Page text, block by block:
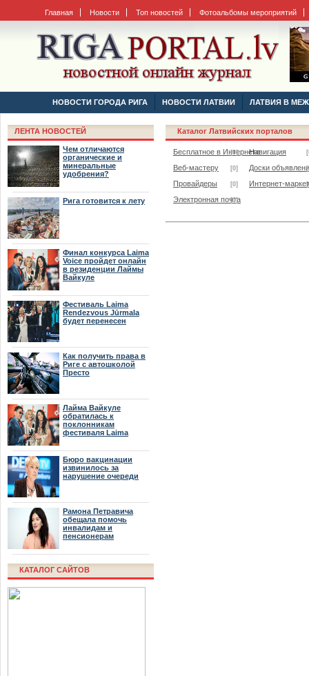
Главная Новости Топ новостей Фотоальбомы мероприятий
НОВОСТИ ГОРОДА РИГА НОВОСТИ ЛАТВИИ ЛАТВИЯ В
ЛЕНТА НОВОСТЕЙ
Чем отличаются
органические и
минеральные
удобрения?
Рига готовится к лету
Финал конкурса Laima
Voice пройдет онлайн
в резиденции Лаймы
Вайкуле
Фестиваль Laima
Rendezvous Jūrmala
будет перенесен
Как получить права в
Риге с автошколой
Престо
Лайма Вайкуле
обратилась к
поклонникам
фестиваля Laima
Бюро вакцинации
извинилось за
нарушение очереди
Рамона Петравича
обещала помочь
инвалидам и
пенсионерам
КАТАЛОГ САЙТОВ
Каталог Латвийских порталов
Бесплатное в Интернете
[0] Навигация
Веб-мастеру [0] Доски
Провайдеры [0] Интернет-
Электронная почта
[0]